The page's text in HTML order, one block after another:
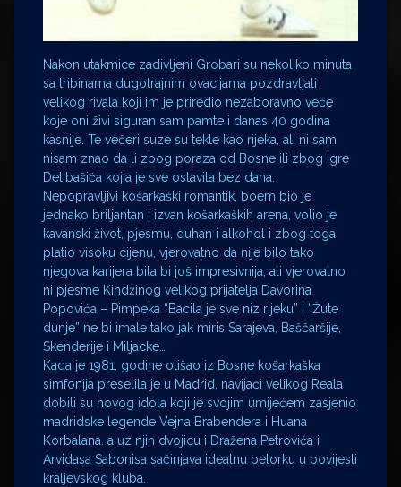
Nakon utakmice zadivljeni Grobari su nekoliko minuta
sa tribinama dugotrajnim ovacijama pozdravljali
velikog rivala koji im je priredio nezaboravno veče
koje oni živi siguran sam pamte i danas 40 godina
kasnije. Te večeri suze su tekle kao rijeka, ali ni sam
nisam znao da li zbog poraza od Bosne ili zbog igre
Delibašića kojia je sve ostavila bez daha.
Nepopravljivi košarkaški romantik, boem bio je
jednako briljantan i izvan košarkaških arena, volio je
kavanski život, pjesmu, duhan i alkohol i zbog toga
platio visoku cijenu, vjerovatno da nije bilo tako
njegova karijera bila bi još impresivnija, ali vjerovatno
ni pjesme Kindžinog velikog prijatelja Davorina
Popovića – Pimpeka “Bacila je sve niz rijeku” i “Žute
dunje” ne bi imale tako jak miris Sarajeva, Baščaršije,
Skenderije i Miljacke…
Kada je 1981. godine otišao iz Bosne košarkaška
simfonija preselila je u Madrid, navijači velikog Reala
dobili su novog idola koji je svojim umijećem zasjenio
madridske legende Vejna Brabendera i Huana
Korbalana. a uz njih dvojicu i Dražena Petrovića i
Arvidasa Sabonisa sačinjava idealnu petorku u povijesti
kraljevskog kluba.